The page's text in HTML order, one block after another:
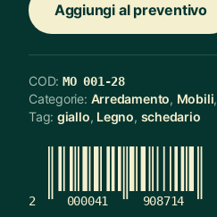
Aggiungi al preventivo
COD: MO 001-28
Categorie: Arredamento, Mobili,
Tag: giallo, Legno, schedario
2 000041 908714